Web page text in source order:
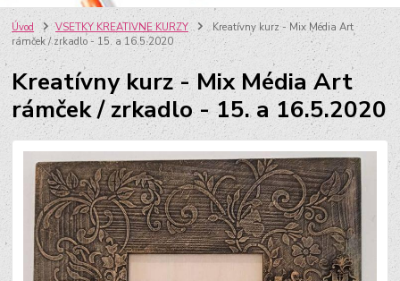
Úvod VSETKY KREATIVNE KURZY
Kreatívny kurz - Mix Média Art
rámček / zrkadlo - 15. a 16.5.2020
Kreatívny kurz - Mix Média Art
rámček / zrkadlo - 15. a 16.5.2020